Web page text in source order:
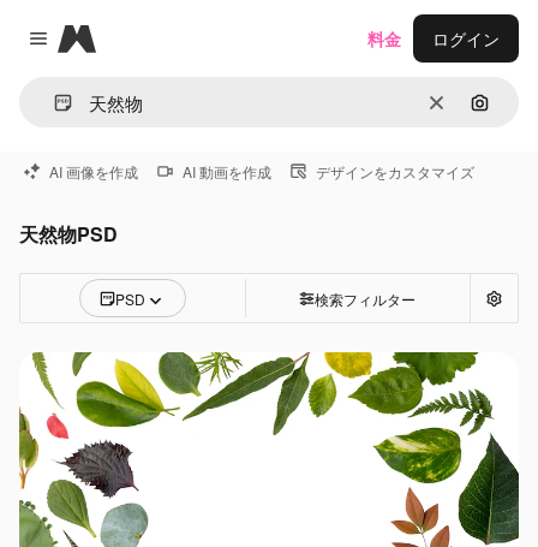
Close menu
Magnific
消去 画像で
料金 ログイン
AI 画像を作成 AI 動画を作成 デザインをカスタマイズ
天然物PSD
PSD 検索フィルター